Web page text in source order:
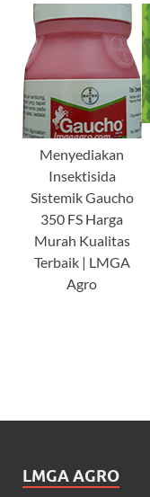
Menyediakan
Insektisida
Sistemik Gaucho
350 FS Harga
Murah Kualitas
Terbaik | LMGA
Agro
LMGA AGRO